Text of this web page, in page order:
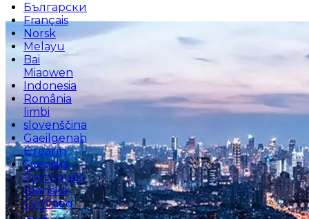
Български
Français
Norsk
Melayu
Bai
Miaowen
Indonesia
România
limbi
slovenščina
Gaeilgenah
Éireann
Svenska
Português
íslenska
Cymraeg